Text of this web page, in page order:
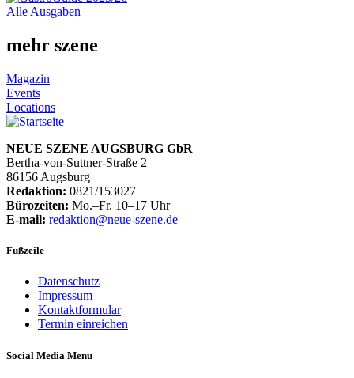
Alle Ausgaben
mehr szene
Magazin
Events
Locations
NEUE SZENE AUGSBURG GbR
Bertha-von-Suttner-Straße 2
86156 Augsburg
Redaktion: 0821/153027
Bürozeiten: Mo.–Fr. 10–17 Uhr
E-mail: redaktion@neue-szene.de
Fußzeile
Datenschutz
Impressum
Kontaktformular
Termin einreichen
Social Media Menu